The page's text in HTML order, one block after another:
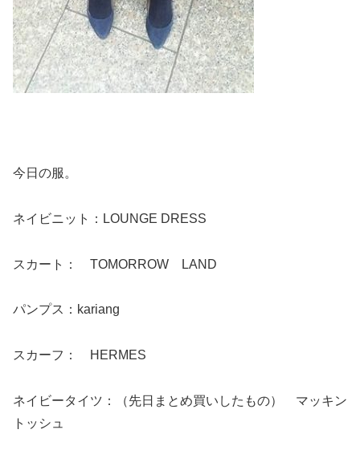
今日の服。
ネイビニット：LOUNGE DRESS
スカート： TOMORROW LAND
パンプス：kariang
スカーフ： HERMES
ネイビータイツ：（先日まとめ買いしたもの） マッキン
トッシュ